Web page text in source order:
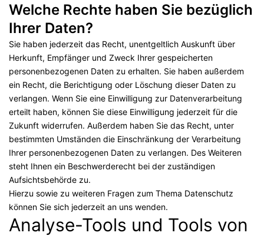
Welche Rechte haben Sie bezüglich
Ihrer Daten?
Sie haben jederzeit das Recht, unentgeltlich Auskunft über
Herkunft, Empfänger und Zweck Ihrer gespeicherten
personenbezogenen Daten zu erhalten. Sie haben außerdem
ein Recht, die Berichtigung oder Löschung dieser Daten zu
verlangen. Wenn Sie eine Einwilligung zur Datenverarbeitung
erteilt haben, können Sie diese Einwilligung jederzeit für die
Zukunft widerrufen. Außerdem haben Sie das Recht, unter
bestimmten Umständen die Einschränkung der Verarbeitung
Ihrer personenbezogenen Daten zu verlangen. Des Weiteren
steht Ihnen ein Beschwerderecht bei der zuständigen
Aufsichtsbehörde zu.
Hierzu sowie zu weiteren Fragen zum Thema Datenschutz
können Sie sich jederzeit an uns wenden.
Analyse-Tools und Tools von